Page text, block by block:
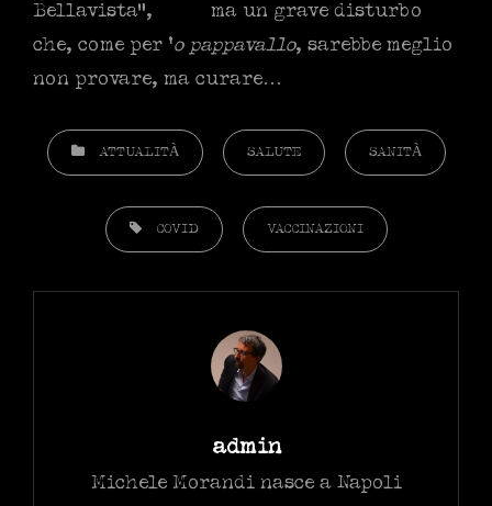
Bellavista”, ma un grave disturbo
che, come per ‘o pappavallo, sarebbe meglio
non provare, ma curare…
CATEGORIES
ATTUALITÀ SALUTE SANITÀ
TAGS,
COVID VACCINAZIONI
Author:
admin
Michele Morandi nasce a Napoli